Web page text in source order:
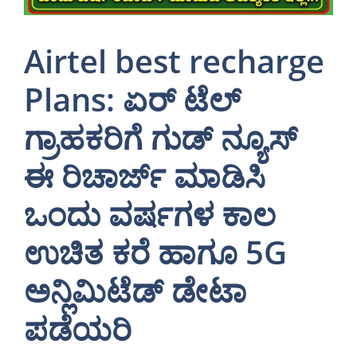
Airtel best recharge
Plans: ಏರ್ ಟೆಲ್
ಗ್ರಾಹಕರಿಗೆ ಗುಡ್ ನ್ಯೂಸ್
ಈ ರಿಚಾರ್ಜ್ ಮಾಡಿಸಿ
ಒಂದು ವರ್ಷಗಳ ಕಾಲ
ಉಚಿತ ಕರೆ ಹಾಗೂ 5G
ಅನ್ಲಿಮಿಟೆಡ್ ಡೇಟಾ
ಪಡೆಯರಿ